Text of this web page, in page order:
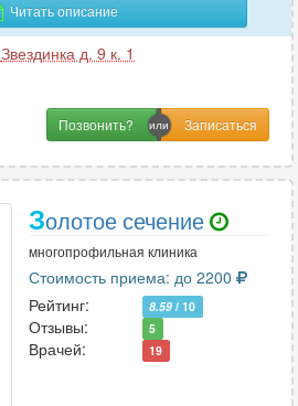
Читать описание
Звездинка д. 9 к. 1
Позвонить?
Золотое сечение
многопрофильная клиника
Стоимость приема: до 2200
Рейтинг:
8.59 / 10
Отзывы: 5
Врачей: 19